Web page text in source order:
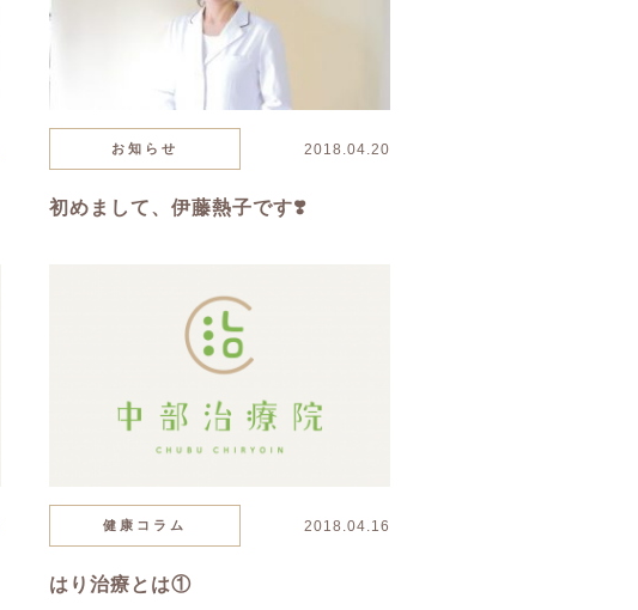
お知らせ 2018.04.20
初めまして、伊藤熱子です❣️
健康コラム 2018.04.16
はり治療とは①